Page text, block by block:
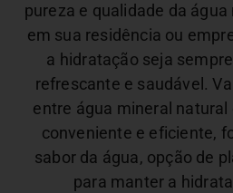
pureza e qualidade da
em sua residência ou
a hidratação seja
refrescante e saudável.
entre água mineral natural
conveniente e eficiente,
sabor da água, opção de
para manter a